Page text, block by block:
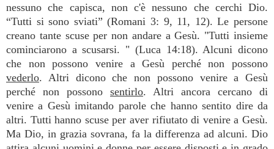
nessuno che capisca, non c'è nessuno che cerchi Dio.
“Tutti si sono sviati” (Romani 3: 9, 11, 12). Le persone
creano tante scuse per non andare a Gesù. "Tutti insieme
cominciarono a scusarsi. " (Luca 14:18). Alcuni dicono
che non possono venire a Gesù perché non possono
vederlo. Altri dicono che non possono venire a Gesù
perché non possono sentirlo. Altri ancora cercano di
venire a Gesù imitando parole che hanno sentito dire da
altri. Tutti hanno scuse per aver rifiutato di venire a Gesù.
Ma Dio, in grazia sovrana, fa la differenza ad alcuni. Dio